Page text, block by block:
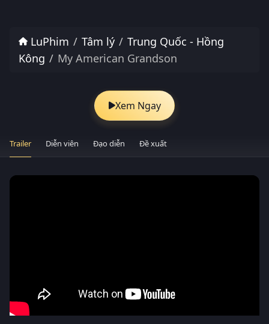
LuPhim Tâm lý
Trung Quốc - Hồng
Kông
My American Grandson
Xem Ngay
Trailer Diễn viên Đạo diễn Đề xuất